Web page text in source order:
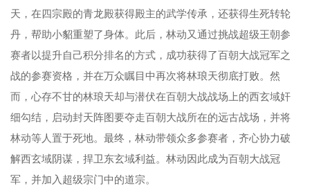
天，在四宗殿的青龙殿获得殿主的武学传承，还获得生死转轮
丹，帮助小貂重塑了身体。此后，林动又通过挑战超级王朝参
赛者以提升自己积分排名的方式，成功获得了百朝大战冠军之
战的参赛资格，并在万众瞩目中再次将林琅天彻底打败。然
而，心存不甘的林琅天却与潜伏在百朝大战战场上的西玄域奸
细勾结，启动封天阵图要夺走百朝大战所在的远古战场，并将
林动等人置于死地。最终，林动带领众多参赛者，齐心协力破
解西玄域阴谋，捍卫东玄域利益。林动因此成为百朝大战冠
军，并加入超级宗门中的道宗。